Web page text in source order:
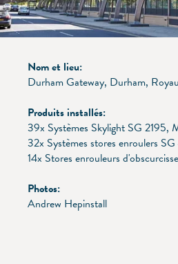
Nom et lieu:
Durham Gateway, Durham,
Produits installés:
39x Systèmes Skylight SG 2195,
32x Systèmes stores enroulers
14x Stores enrouleurs
Photos:
Andrew Hepinstall